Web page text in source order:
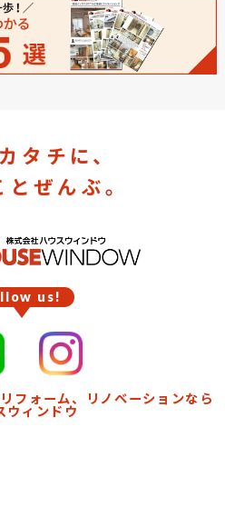
タチに、
ぜんぶ。
us!
フォーム、リノベーションなら
ウィンドウ